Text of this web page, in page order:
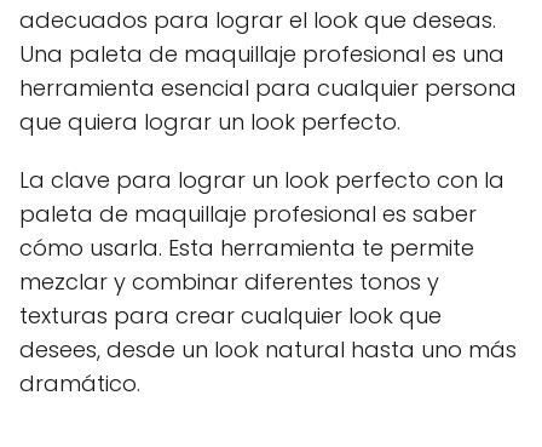
adecuados para lograr el look que deseas.
Una paleta de maquillaje profesional es una
herramienta esencial para cualquier persona
que quiera lograr un look perfecto.
La clave para lograr un look perfecto con la
paleta de maquillaje profesional es saber
cómo usarla. Esta herramienta te permite
mezclar y combinar diferentes tonos y
texturas para crear cualquier look que
desees, desde un look natural hasta uno más
dramático.